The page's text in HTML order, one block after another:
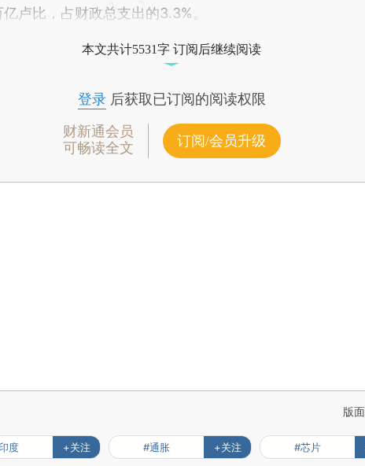
卢比，占财政总支出的3.3%。
本文共计5531字 订阅后继续阅读
登录后获取已订阅的阅读权限
财新通会员
可畅读全文
订阅/会员升级
版
度 +关注 #通胀 +关注 #芯片